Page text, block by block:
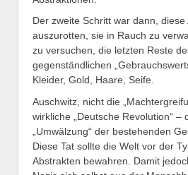
Der zweite Schritt war dann, diese
auszurotten, sie in Rauch zu
zu versuchen, die letzten Reste
gegenständlichen
Kleider, Gold, Haare, Seife.
Auschwitz, nicht die
wirkliche „Deutsche Revolution“ –
„Umwälzung“ der bestehenden
Diese Tat sollte die Welt vor der
Abstrakten bewahren. Damit